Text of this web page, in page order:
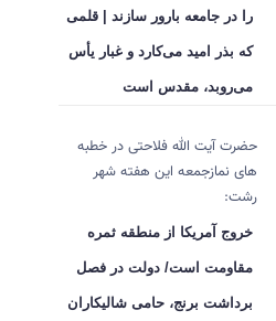
را در جامعه بارور سازند | قلمی
که بذر امید می‌کارد و غبار یأس
می‌روبد، مقدس است
حضرت آیت الله فلاحتی در خطبه
های نمازجمعه این هفته شهر
رشت:
خروج آمریکا از منطقه ثمره
مقاومت است/ دولت در فصل
برداشت برنج، حامی شالیکاران